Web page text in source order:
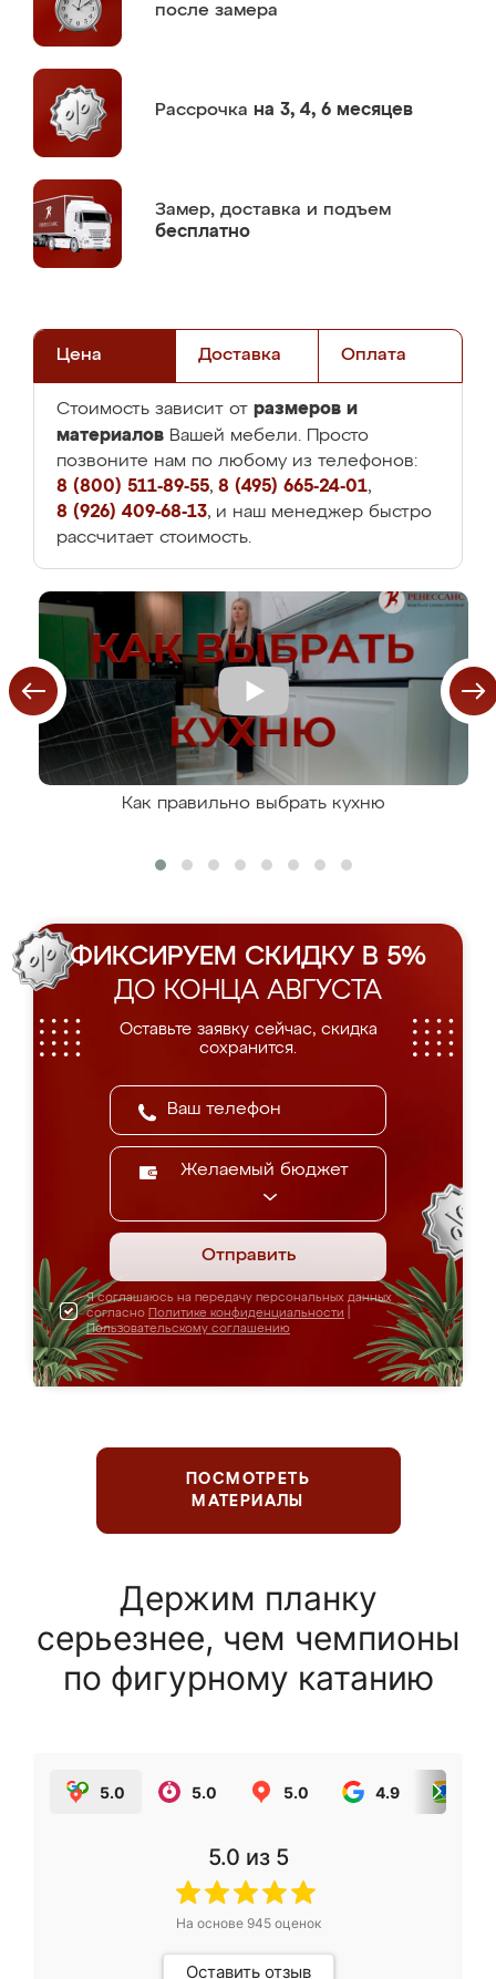
после замера
Рассрочка на 3, 4, 6 месяцев
Замер, доставка и подъем
бесплатно
Цена Доставка Оплата
Стоимость зависит от размеров и
материалов Вашей мебели. Просто
позвоните нам по любому из телефонов:
8 (800) 511-89-55, 8 (495) 665-24-01,
8 (926) 409-68-13, и наш менеджер быстро
рассчитает стоимость.
Как правильно выбрать кухню
ФИКСИРУЕМ СКИДКУ В 5%
ДО КОНЦА АВГУСТА
Оставьте заявку сейчас, скидка
сохранится.
Желаемый бюджет
Отправить
Я соглашаюсь на передачу персональных данных
согласно Политике конфиденциальности
Пользовательскому соглашению
ПОСМОТРЕТЬ
МАТЕРИАЛЫ
Держим планку
серьезнее, чем чемпионы
по фигурному катанию
5.0 5.0 5.0 4.9
5.0 из 5
На основе 945оценок
Оставить отзыв